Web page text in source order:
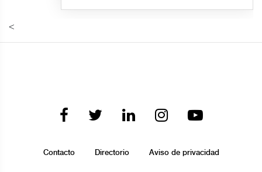
<
Contacto Directorio Aviso de privacidad